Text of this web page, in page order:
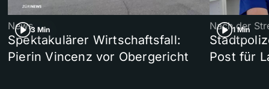
3 Min
News
Spektakulärer Wirtschaftsfall:
Pierin Vincenz vor Obergericht
1 Min
Nach der
Post für